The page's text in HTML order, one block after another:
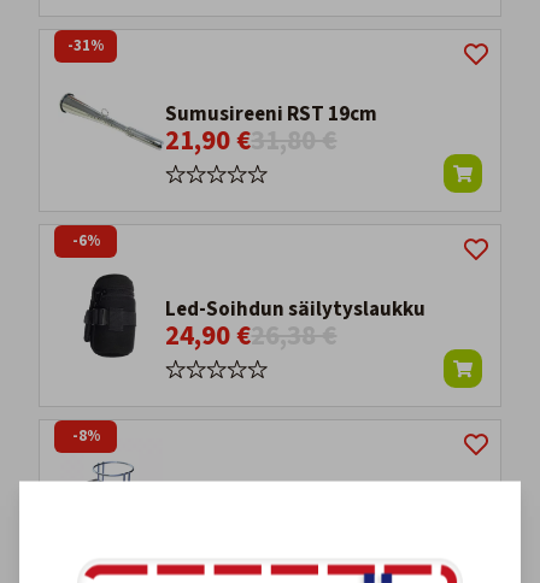
Sumusireeni RST 19cm
21,90 €
-31%
Led-Soihdun säilytyslaukku
24,90 €
-6%
-8%